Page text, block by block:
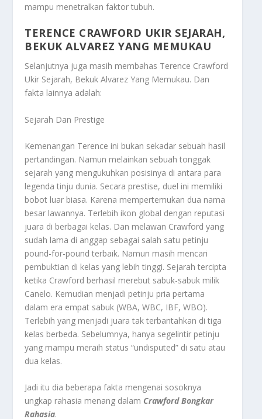
mampu menetralkan faktor tubuh.
TERENCE CRAWFORD UKIR SEJARAH,
BEKUK ALVAREZ YANG MEMUKAU
Selanjutnya juga masih membahas Terence Crawford
Ukir Sejarah, Bekuk Alvarez Yang Memukau. Dan
fakta lainnya adalah:
Sejarah Dan Prestige
Kemenangan Terence ini bukan sekadar sebuah hasil
pertandingan. Namun melainkan sebuah tonggak
sejarah yang mengukuhkan posisinya di antara para
legenda tinju dunia. Secara prestise, duel ini memiliki
bobot luar biasa. Karena mempertemukan dua nama
besar lawannya. Terlebih ikon global dengan reputasi
juara di berbagai kelas. Dan melawan Crawford yang
sudah lama di anggap sebagai salah satu petinju
pound-for-pound terbaik. Namun masih mencari
pembuktian di kelas yang lebih tinggi. Sejarah tercipta
ketika Crawford berhasil merebut sabuk-sabuk milik
Canelo. Kemudian menjadi petinju pria pertama
dalam era empat sabuk (WBA, WBC, IBF, WBO).
Terlebih yang menjadi juara tak terbantahkan di tiga
kelas berbeda. Sebelumnya, hanya segelintir petinju
yang mampu meraih status “undisputed” di satu atau
dua kelas.
Jadi itu dia beberapa fakta mengenai sosoknya
ungkap rahasia menang dalam Crawford Bongkar
Rahasia.